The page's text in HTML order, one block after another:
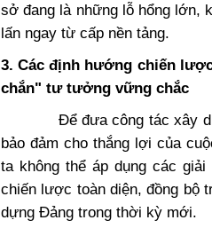
sở đang là những lỗ hổng lớn,
lấn ngay từ cấp nền tảng.
3. Các định hướng chiến
chắn" tư tưởng vững chắc
Để đưa công tác xây
bảo đảm cho thắng lợi của
ta không thể áp dụng các
chiến lược toàn diện, đồng bộ
dựng Đảng trong thời kỳ mới.